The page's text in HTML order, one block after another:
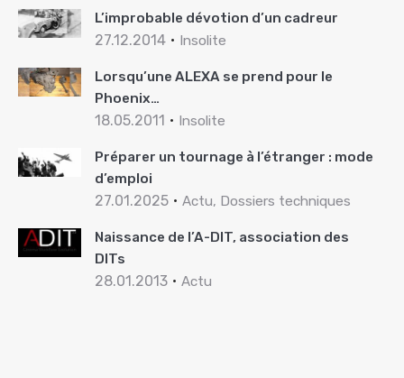
L’improbable dévotion d’un cadreur
27.12.2014 Insolite
Lorsqu’une ALEXA se prend pour le
Phoenix…
18.05.2011 Insolite
Préparer un tournage à l’étranger : mode
d’emploi
27.01.2025 Actu, Dossiers techniques
Naissance de l’A-DIT, association des
DITs
28.01.2013 Actu